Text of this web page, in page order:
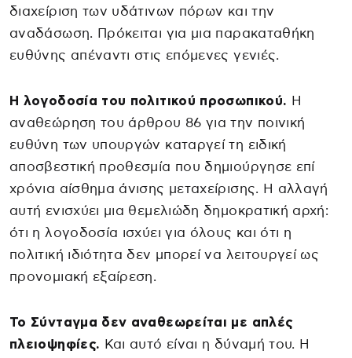
διαχείριση των υδάτινων πόρων και την
αναδάσωση. Πρόκειται για μια παρακαταθήκη
ευθύνης απέναντι στις επόμενες γενιές.
Η λογοδοσία του πολιτικού προσωπικού. Η
αναθεώρηση του άρθρου 86 για την ποινική
ευθύνη των υπουργών καταργεί τη ειδική
αποσβεστική προθεσμία που δημιούργησε επί
χρόνια αίσθημα άνισης μεταχείρισης. Η αλλαγή
αυτή ενισχύει μια θεμελιώδη δημοκρατική αρχή:
ότι η λογοδοσία ισχύει για όλους και ότι η
πολιτική ιδιότητα δεν μπορεί να λειτουργεί ως
προνομιακή εξαίρεση.
Το Σύνταγμα δεν αναθεωρείται με απλές
πλειοψηφίες. Και αυτό είναι η δύναμή του. Η